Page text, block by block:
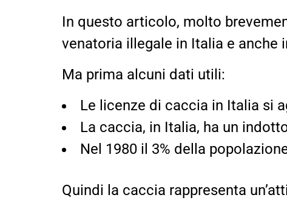
In questo articolo, molto
venatoria illegale in Italia e anche
Ma prima alcuni dati utili:
Le licenze di caccia in Italia si
La caccia, in Italia, ha un
Nel 1980 il 3% della
Quindi la caccia rappresenta